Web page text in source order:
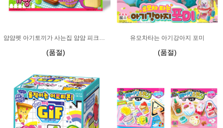
얌얌펫 아기토끼가 사는집 얌얌 피크닉 가방
(품절)
유모차타는 아기강아지 포미
(품절)